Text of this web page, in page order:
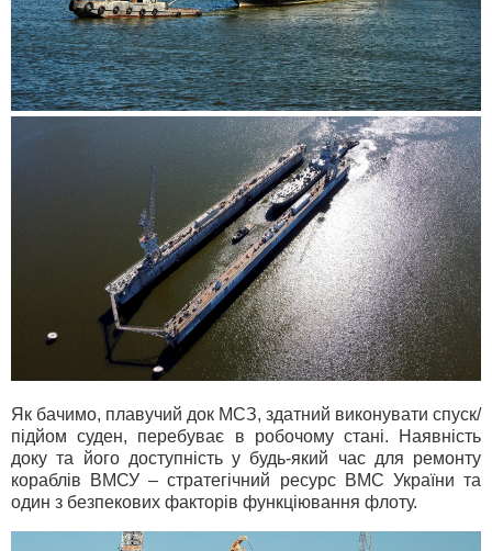
Як бачимо, плавучий док МСЗ, здатний виконувати спуск/
підйом суден, перебуває в робочому стані. Наявність
доку та його доступність у будь-який час для ремонту
кораблів ВМСУ – стратегічний ресурс ВМС України та
один з безпекових факторів функціювання флоту.